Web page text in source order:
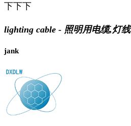
下下下
lighting cable - 照明用电缆,灯线
jank